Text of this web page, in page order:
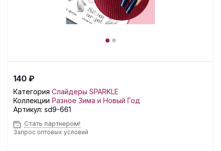
140 ₽
Категория Слайдеры SPARKLE
Коллекции Разное Зима и Новый Год
Артикул: sd9-661
Стать партнером!
Запрос оптовых условий